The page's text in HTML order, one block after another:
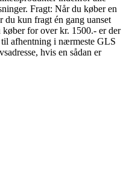
Fragt: Når du køber en
du kun fragt én gang uanset
for over kr. 1500.- er der
afhentning i nærmeste GLS
hvis en sådan er